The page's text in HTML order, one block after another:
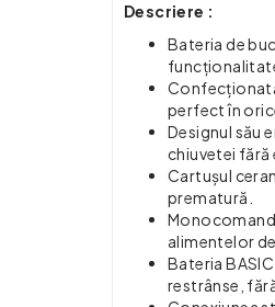
Descriere :
Bateria de
perfect în
Designul său
chiuvetei fără
Cartușul
prematură.
alimentelor
Bateria
restrânse,